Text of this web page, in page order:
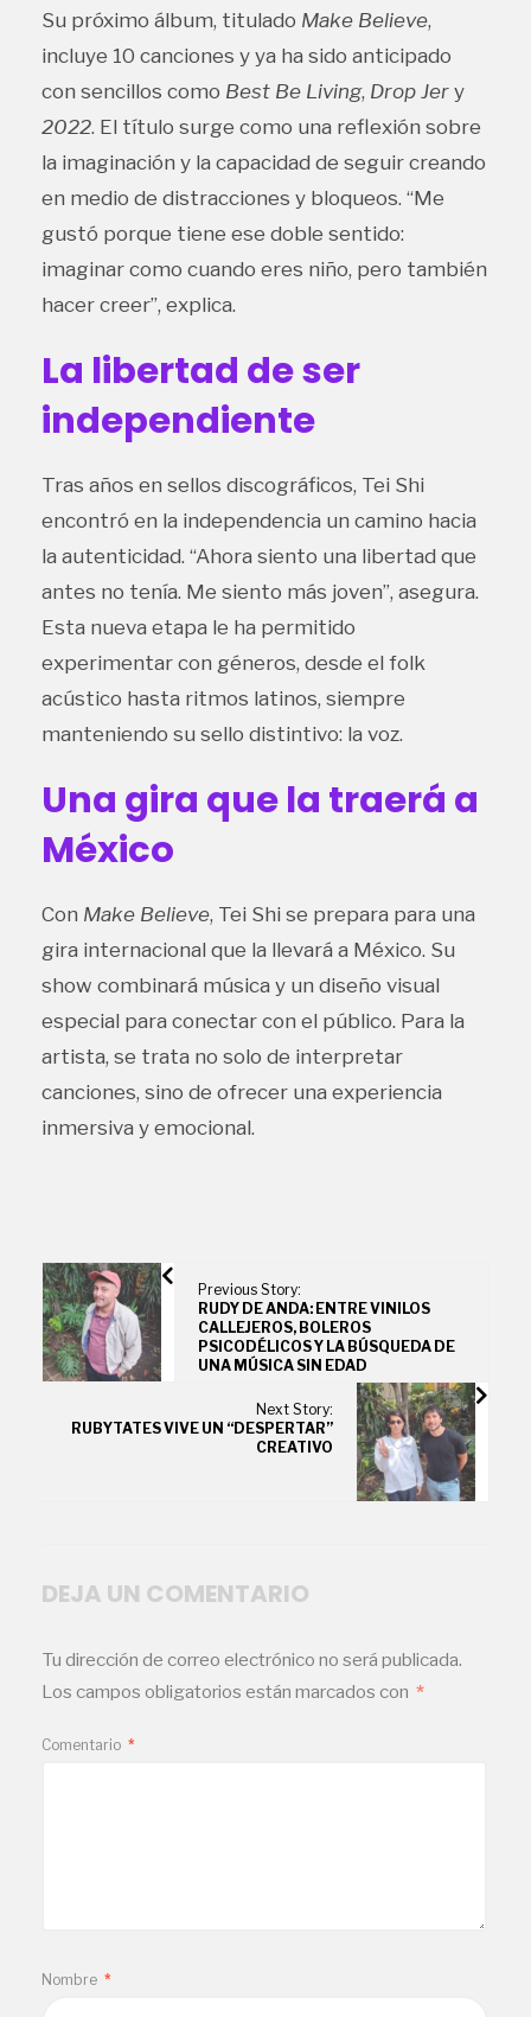
Su próximo álbum, titulado Make Believe,
incluye 10 canciones y ya ha sido anticipado
con sencillos como Best Be Living, Drop Jer y
2022. El título surge como una reflexión sobre
la imaginación y la capacidad de seguir creando
en medio de distracciones y bloqueos. “Me
gustó porque tiene ese doble sentido:
imaginar como cuando eres niño, pero también
hacer creer”, explica.
La libertad de ser
independiente
Tras años en sellos discográficos, Tei Shi
encontró en la independencia un camino hacia
la autenticidad. “Ahora siento una libertad que
antes no tenía. Me siento más joven”, asegura.
Esta nueva etapa le ha permitido
experimentar con géneros, desde el folk
acústico hasta ritmos latinos, siempre
manteniendo su sello distintivo: la voz.
Una gira que la traerá a
México
Con Make Believe, Tei Shi se prepara para una
gira internacional que la llevará a México. Su
show combinará música y un diseño visual
especial para conectar con el público. Para la
artista, se trata no solo de interpretar
canciones, sino de ofrecer una experiencia
inmersiva y emocional.
Previous Story:
RUDY DE ANDA: ENTRE VINILOS
CALLEJEROS, BOLEROS
PSICODÉLICOS Y LA BÚSQUEDA DE
UNA MÚSICA SIN EDAD
Next Story:
RUBYTATES VIVE UN “DESPERTAR”
CREATIVO
DEJA UN COMENTARIO
Tu dirección de correo electrónico no será publicada.
Los campos obligatorios están marcados con *
Comentario *
Nombre *